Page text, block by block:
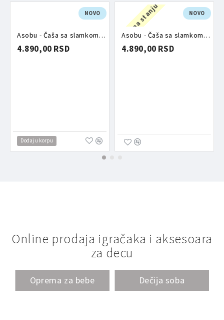
NOVO
Asobu - Čaša sa slamkom 720ml maca
4.890,00 RSD
Dodaj u korpu
NOVO
Nema na stanju Asobu - Čaša sa slamkom 720ml meda
4.890,00 RSD
Online prodaja igračaka i aksesoara
za decu
Oprema za bebe Dečija soba